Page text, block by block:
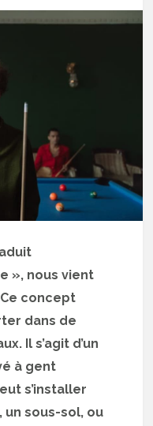
», nous vient
concept
dans de
Il s’agit d’un
à gent
s’installer
un sous-sol, ou